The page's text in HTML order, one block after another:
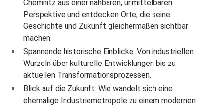
Chemnitz aus einer nahbaren, unmittelbaren
Perspektive und entdecken Orte, die seine
Geschichte und Zukunft gleichermaßen sichtbar
machen.
Spannende historische Einblicke: Von industriellen
Wurzeln über kulturelle Entwicklungen bis zu
aktuellen Transformationsprozessen.
Blick auf die Zukunft: Wie wandelt sich eine
ehemalige Industriemetropole zu einem modernen